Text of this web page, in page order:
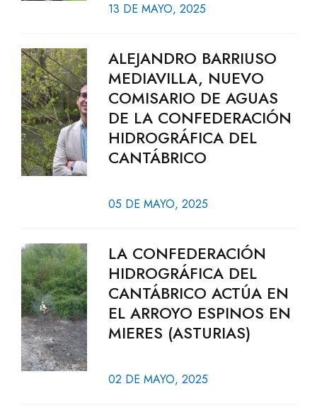
13 DE MAYO, 2025
ALEJANDRO BARRIUSO
MEDIAVILLA, NUEVO
COMISARIO DE AGUAS
DE LA CONFEDERACIÓN
HIDROGRÁFICA DEL
CANTÁBRICO
05 DE MAYO, 2025
LA CONFEDERACIÓN
HIDROGRÁFICA DEL
CANTÁBRICO ACTÚA EN
EL ARROYO ESPINOS EN
MIERES (ASTURIAS)
02 DE MAYO, 2025